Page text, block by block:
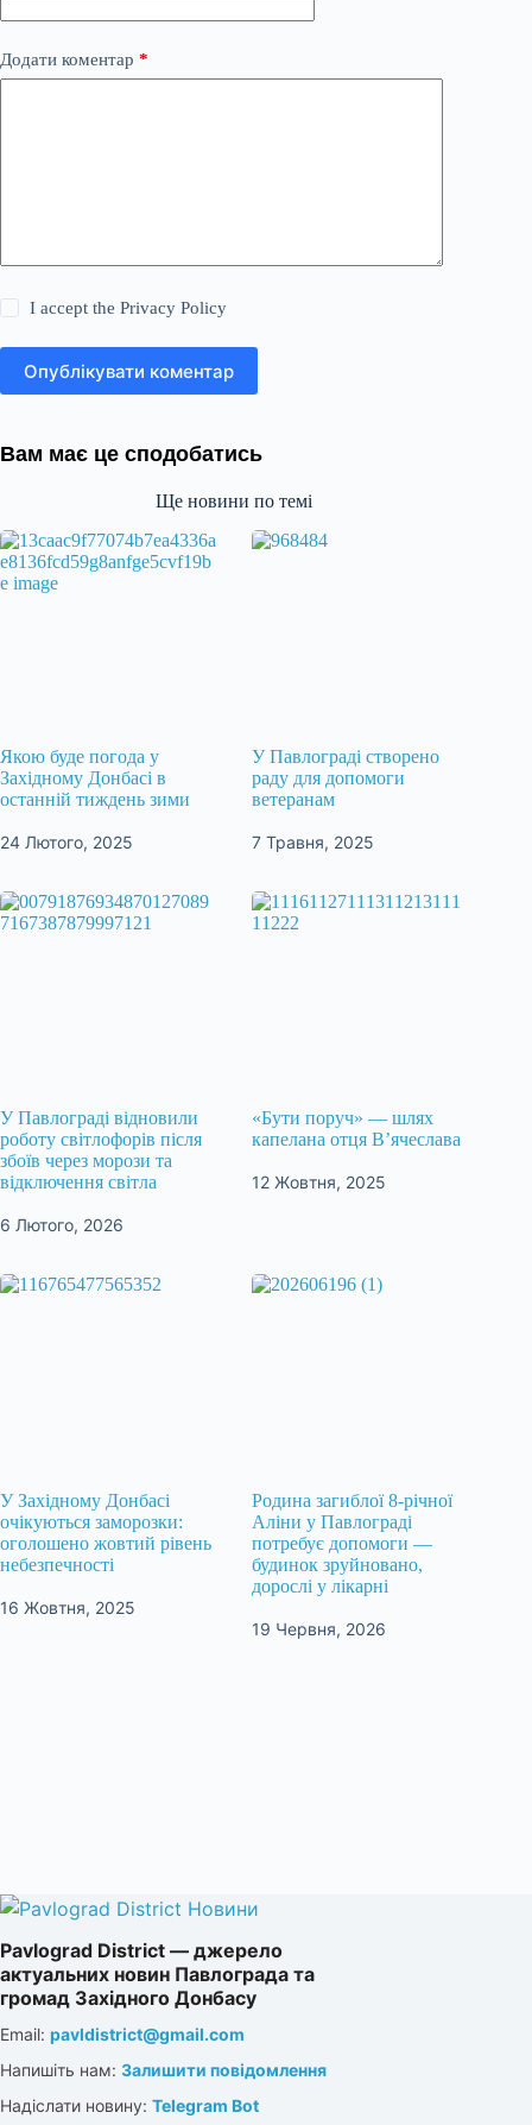
Додати коментар *
I accept thePrivacy Policy
Опублікувати коментар
Вам має це сподобатись
Ще новини по темі
Якою буде погода у
Західному Донбасі в
останній тиждень зими
24 Лютого, 2025
У Павлограді створено
раду для допомоги
ветеранам
7 Травня, 2025
У Павлограді відновили
роботу світлофорів після
збоїв через морози та
відключення світла
6 Лютого, 2026
«Бути поруч» — шлях
капелана отця В’ячеслава
12 Жовтня, 2025
У Західному Донбасі
очікуються заморозки:
оголошено жовтий рівень
небезпечності
16 Жовтня, 2025
Родина загиблої 8-річної
Аліни у Павлограді
потребує допомоги —
будинок зруйновано,
дорослі у лікарні
19 Червня, 2026
Pavlograd District — джерело
актуальних новин Павлограда та
громад Західного Донбасу
Email: pavldistrict@gmail.com
Напишіть нам: Залишити повідомлення
Надіслати новину: Telegram Bot